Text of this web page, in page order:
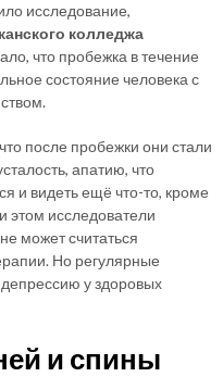
исследование,
колледжа
что пробежка в течение
состояние человека с
после пробежки они стали
апатию, что
и видеть ещё что-то, кроме
этом исследователи
может считаться
Но регулярные
депрессию у здоровых
и спины